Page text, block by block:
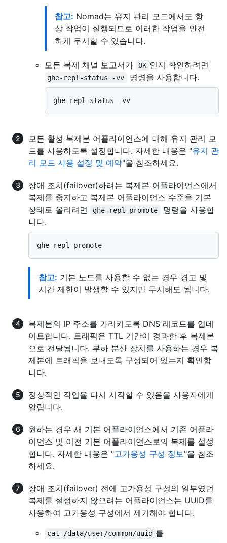
참고: Nomad는 유지 관리 모드에서도 항
상 작업이 실행되므로 이러한 작업을 안전
하게 무시할 수 있습니다.
모든 복제 채널 보고서가 OK 인지 확인하려면
ghe-repl-status -vv 명령을 사용합니다.
모든 활성 복제본 어플라이언스에 대해 유지 관리 모
드를 사용하도록 설정합니다. 자세한 내용은 "유지 관
리 모드 사용 설정 및 예약"을 참조하세요.
장애 조치(failover)하려는 복제본 어플라이언스에서
복제를 중지하고 복제본 어플라이언스 수준을 기본
상태로 올리려면
ghe-repl-promote
명령을 사용합
니다.
참고: 기본 노드를 사용할 수 없는 경우 경고 및
시간 제한이 발생할 수 있지만 무시해도 됩니다.
복제본의 IP 주소를 가리키도록 DNS 레코드를 업데
이트합니다. 트래픽은 TTL 기간이 경과한 후 복제본
으로 전달됩니다. 부하 분산 장치를 사용하는 경우 복
제본에 트래픽을 보내도록 구성되어 있는지 확인합
니다.
정상적인 작업을 다시 시작할 수 있음을 사용자에게
알립니다.
원하는 경우 새 기본 어플라이언스에서 기존 어플라
이언스 및 이전 기본 어플라이언스로의 복제를 설정
합니다. 자세한 내용은 "고가용성 구성 정보"을 참조
하세요.
장애 조치(failover) 전에 고가용성 구성의 일부였던
복제를 설정하지 않으려는 어플라이언스는 UUID를
사용하여 고가용성 구성에서 제거해야 합니다.
cat /data/user/common/uuid 를